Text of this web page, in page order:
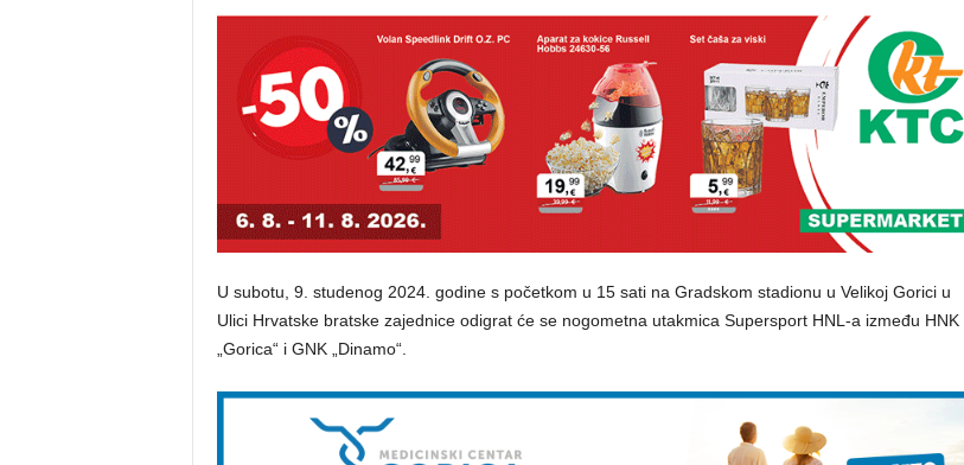
U subotu, 9. studenog 2024. godine s početkom u 15 sati na Gradskom stadionu u Velikoj Gorici u
Ulici Hrvatske bratske zajednice odigrat će se nogometna utakmica Supersport HNL-a između HNK
„Gorica“ i GNK „Dinamo“.